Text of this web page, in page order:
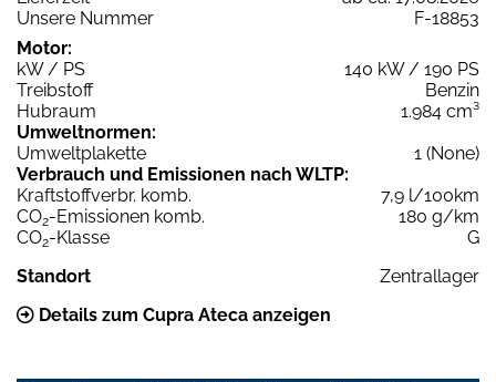
Unsere Nummer
F-18853
Motor:
kW / PS
140 kW / 190 PS
Treibstoff
Benzin
Hubraum
1.984 cm³
Umweltnormen:
Umweltplakette
1 (None)
Verbrauch und Emissionen nach WLTP:
Kraftstoffverbr. komb.
7,9 l/100km
CO2-Emissionen komb.
180 g/km
CO2-Klasse
G
Standort
Zentrallager
Details zum Cupra Ateca anzeigen